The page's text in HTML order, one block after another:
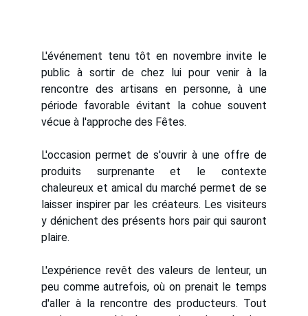
L'événement tenu tôt en novembre invite le
public à sortir de chez lui pour venir à la
rencontre des artisans en personne, à une
période favorable évitant la cohue souvent
vécue à l'approche des Fêtes.
L'occasion permet de s'ouvrir à une offre de
produits surprenante et le contexte
chaleureux et amical du marché permet de se
laisser inspirer par les créateurs. Les visiteurs
y dénichent des présents hors pair qui sauront
plaire.
L'expérience revêt des valeurs de lenteur, un
peu comme autrefois, où on prenait le temps
d'aller à la rencontre des producteurs. Tout